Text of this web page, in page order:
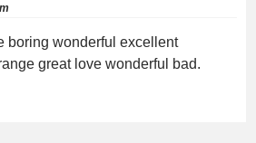
boring wonderful excellent
great love wonderful bad.